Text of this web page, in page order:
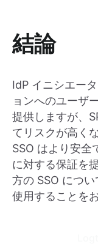
結論
IdP イニシエー
ョンへのユーザ
提供しますが、
てリスクが高く
SSO はより安全
に対する保証を
方の SSO につ
使用することを